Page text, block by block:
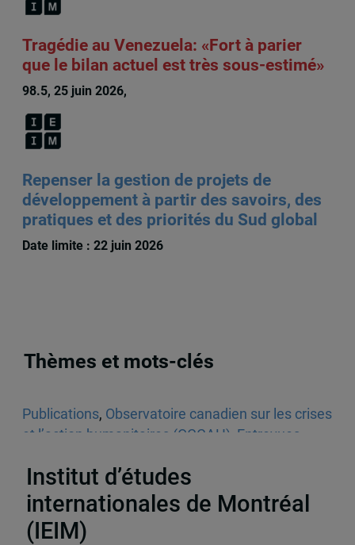
Tragédie au Venezuela: «Fort à parier
que le bilan actuel est très sous-estimé»
98.5, 25 juin 2026,
Repenser la gestion de projets de
développement à partir des savoirs, des
pratiques et des priorités du Sud global
Date limite : 22 juin 2026
Thèmes et mots-clés
Publications, Observatoire canadien sur les crises
et l’action humanitaires (OCCAH) Entrevues
Institut d’études
internationales de Montréal
(IEIM)